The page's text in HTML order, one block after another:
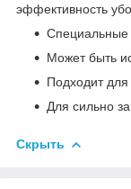
эффективность
Специальные
Может быть
Подходит для
Для сильно
Скрыть